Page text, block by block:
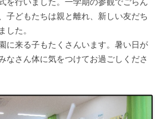
子どもたちは親と離れ、新しい友だち
した。
に来る子もたくさんいます。暑い日が
なさん体に気をつけてお過ごしくださ